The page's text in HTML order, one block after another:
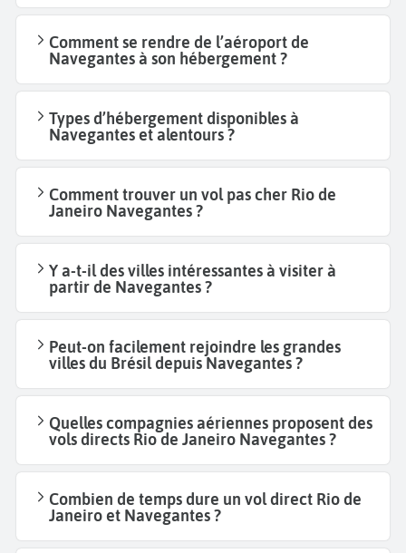
Comment se rendre de l’aéroport de
Navegantes à son hébergement ?
Types d’hébergement disponibles à
Navegantes et alentours ?
Comment trouver un vol pas cher Rio de
Janeiro Navegantes ?
Y a-t-il des villes intéressantes à visiter à
partir de Navegantes ?
Peut-on facilement rejoindre les grandes
villes du Brésil depuis Navegantes ?
Quelles compagnies aériennes proposent des
vols directs Rio de Janeiro Navegantes ?
Combien de temps dure un vol direct Rio de
Janeiro et Navegantes ?